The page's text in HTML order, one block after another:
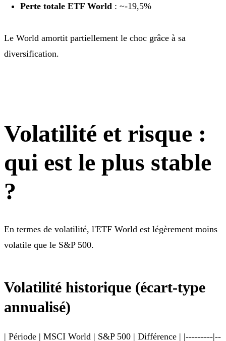
Perte totale ETF World : ~-19,5%
Le World amortit partiellement le choc grâce à sa
diversification.
Volatilité et risque :
qui est le plus stable
?
En termes de volatilité, l'ETF World est légèrement moins
volatile que le S&P 500.
Volatilité historique (écart-type
annualisé)
| Période | MSCI World | S&P 500 | Différence | |---------|--